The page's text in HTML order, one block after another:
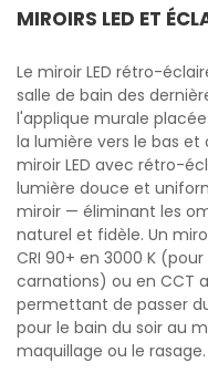
MIROIRS LED ET
Le miroir LED rétro-
salle de bain des
l'applique murale
la lumière vers le bas et
miroir LED avec rétro-
lumière douce et
miroir — éliminant les
naturel et fidèle. Un
CRI 90+ en 3000 K
carnations) ou en CCT
permettant de passer
pour le bain du soir au
maquillage ou le rasage.